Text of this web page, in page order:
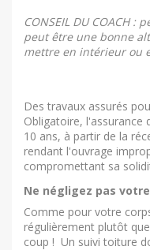
CONSEIL DU COACH :
peut être une bonne
mettre en intérieur ou
Des travaux assurés
Obligatoire, l'assurance
10 ans, à partir de la
rendant l'ouvrage
compromettant sa
Ne négligez pas
Comme pour votre
régulièrement plutôt
coup ! Un suivi toiture